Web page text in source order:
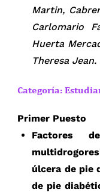
Martin,
Carlomario
Huerta
Theresa Jean.
Categoría:
Primer Puesto
Factores
úlcera de pie
de pie